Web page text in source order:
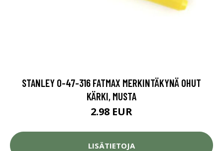
STANLEY 0-47-316 FATMAX MERKINTÄKYNÄ OHUT
KÄRKI, MUSTA
2.98 EUR
LISÄTIETOJA